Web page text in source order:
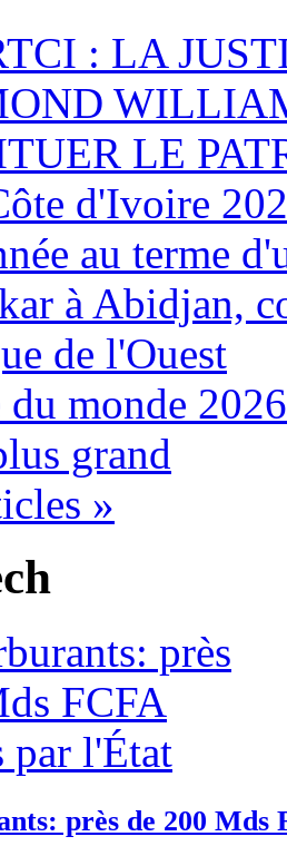
: LA
LE
d'Ivoire
au terme
à Abidjan,
de l'Ouest
du monde
grand
»
près de 200 Mds